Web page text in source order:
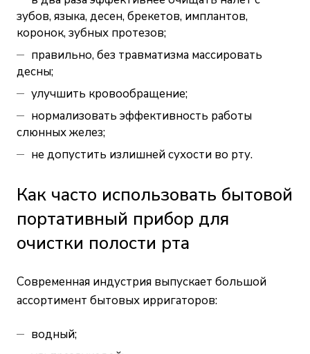
зубов, языка, десен, брекетов, имплантов,
коронок, зубных протезов;
правильно, без травматизма массировать
десны;
улучшить кровообращение;
нормализовать эффективность работы
слюнных желез;
не допустить излишней сухости во рту.
Как часто использовать бытовой
портативный прибор для
очистки полости рта
Современная индустрия выпускает большой
ассортимент бытовых ирригаторов:
водный;